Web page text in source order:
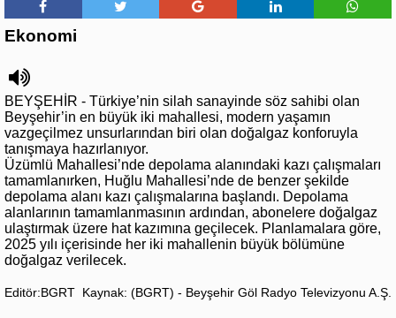
Ekonomi
BEYŞEHİR - Türkiye’nin silah sanayinde söz sahibi olan
Beyşehir’in en büyük iki mahallesi, modern yaşamın
vazgeçilmez unsurlarından biri olan doğalgaz konforuyla
tanışmaya hazırlanıyor.
Üzümlü Mahallesi’nde depolama alanındaki kazı çalışmaları
tamamlanırken, Huğlu Mahallesi’nde de benzer şekilde
depolama alanı kazı çalışmalarına başlandı. Depolama
alanlarının tamamlanmasının ardından, abonelere doğalgaz
ulaştırmak üzere hat kazımına geçilecek. Planlamalara göre,
2025 yılı içerisinde her iki mahallenin büyük bölümüne
doğalgaz verilecek.
Editör:BGRT Kaynak: (BGRT) - Beyşehir Göl Radyo Televizyonu A.Ş.